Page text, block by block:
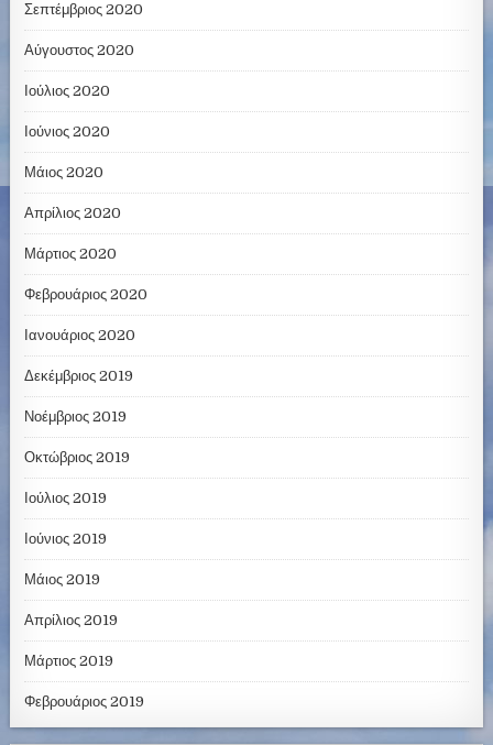
Σεπτέμβριος 2020
Αύγουστος 2020
Ιούλιος 2020
Ιούνιος 2020
Μάιος 2020
Απρίλιος 2020
Μάρτιος 2020
Φεβρουάριος 2020
Ιανουάριος 2020
Δεκέμβριος 2019
Νοέμβριος 2019
Οκτώβριος 2019
Ιούλιος 2019
Ιούνιος 2019
Μάιος 2019
Απρίλιος 2019
Μάρτιος 2019
Φεβρουάριος 2019